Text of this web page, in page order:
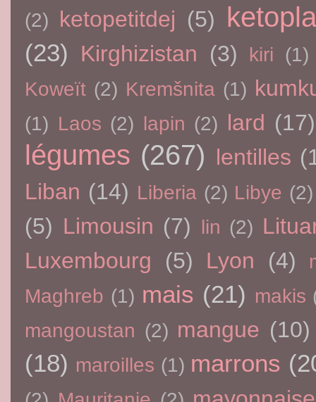
(2) ketopetitdej (5)
(23) Kirghizistan (3) kiri (1)
Koweït (2) Kremšnita (1)
(1) Laos (2) lapin (2) lard (17)
légumes (267) lentilles
Liban (14) Liberia (2) Libye (2)
(5) Limousin (7) lin (2)
Luxembourg
(5) Lyon (4)
Maghreb (1) mais (21) makis
mangoustan (2) mangue (10)
(18) maroilles (1) marrons